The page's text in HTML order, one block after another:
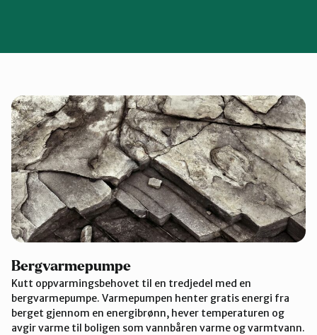
velg produkt
Bergvarmepumpe
Kutt oppvarmingsbehovet til en tredjedel med en
bergvarmepumpe. Varmepumpen henter gratis energi fra
berget gjennom en energibrønn, hever temperaturen og
avgir varme til boligen som vannbåren varme og varmtvann.